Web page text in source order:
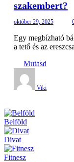
szakembert?
október 29, 2025
Egy megbízható
a tető és az
Mutasd
Viki
Belföld
Divat
Fitnesz